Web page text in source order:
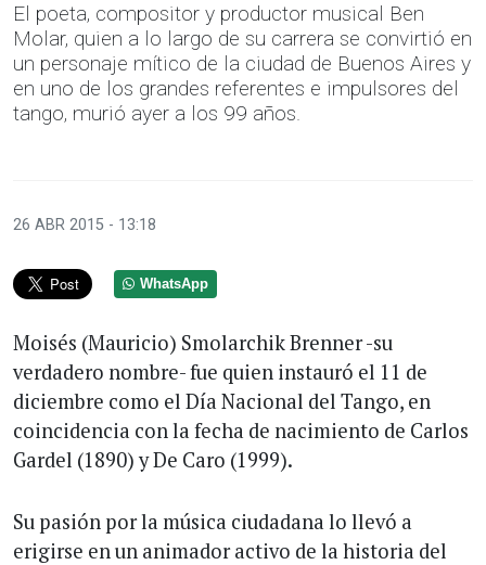
El poeta, compositor y productor musical Ben
Molar, quien a lo largo de su carrera se convirtió en
un personaje mítico de la ciudad de Buenos Aires y
en uno de los grandes referentes e impulsores del
tango, murió ayer a los 99 años.
26 ABR 2015 - 13:18
WhatsApp
Moisés (Mauricio) Smolarchik Brenner -su
verdadero nombre- fue quien instauró el 11 de
diciembre como el Día Nacional del Tango, en
coincidencia con la fecha de nacimiento de Carlos
Gardel (1890) y De Caro (1999).
Su pasión por la música ciudadana lo llevó a
erigirse en un animador activo de la historia del